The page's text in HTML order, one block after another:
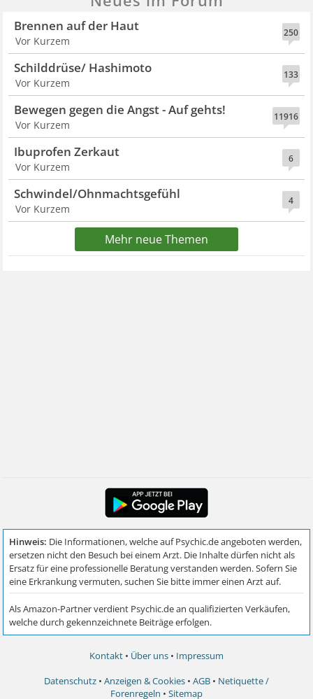
250
Brennen auf der Haut
Vor Kurzem
133
Schilddrüse/ Hashimoto
Vor Kurzem
11916
Bewegen gegen die Angst - Auf gehts!
Vor Kurzem
6
Ibuprofen Zerkaut
Vor Kurzem
4
Schwindel/Ohnmachtsgefühl
Vor Kurzem
Mehr neue Themen
Kontakt • Über uns • Impressum
Datenschutz • Anzeigen & Cookies • AGB • Netiquette /
Forenregeln • Sitemap